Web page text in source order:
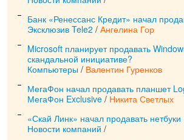
Банк «Ренессанс Кредит» начал
Эксклюзив Tele2 / Ангелина Гор
Microsoft планирует продавать
скандальной инициативе?
Компьютеры / Валентин Гуренков
МегаФон начал продавать планшет
МегаФон Exclusive / Никита Светлых
«Скай Линк» начал продавать нетбуки
Новости компаний /